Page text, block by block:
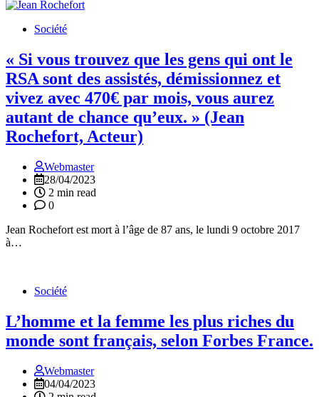
Société
« Si vous trouvez que les gens qui ont le
RSA sont des assistés, démissionnez et
vivez avec 470€ par mois, vous aurez
autant de chance qu’eux. » (Jean
Rochefort, Acteur)
Webmaster
28/04/2023
2 min read
0
Jean Rochefort est mort à l’âge de 87 ans, le lundi 9 octobre 2017
à…
Société
L’homme et la femme les plus riches du
monde sont français, selon Forbes France.
Webmaster
04/04/2023